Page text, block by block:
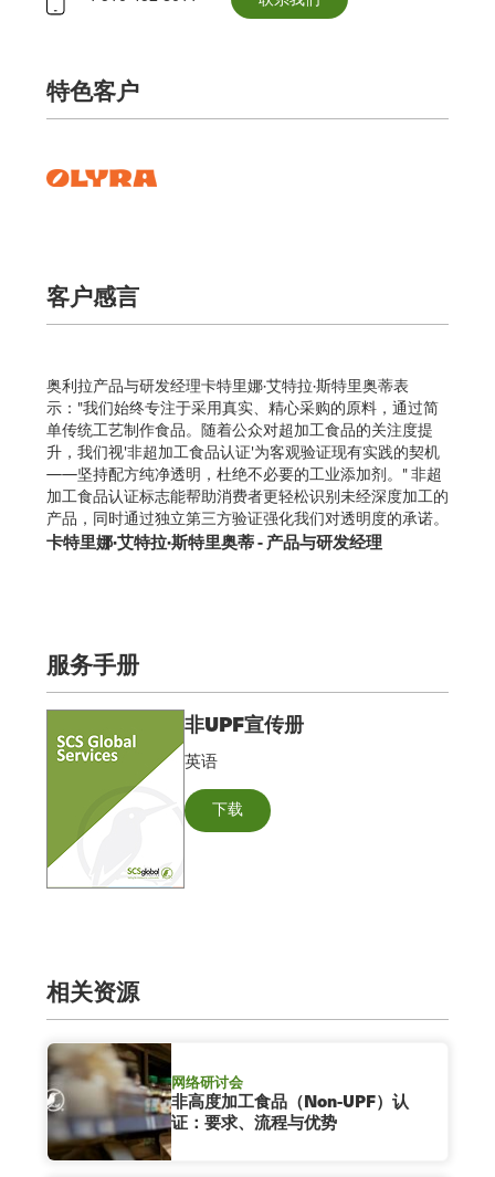
特色客户
客户感言
奥利拉产品与研发经理卡特里娜·艾特拉·斯特里奥蒂表
示："我们始终专注于采用真实、精心采购的原料，通过简
单传统工艺制作食品。随着公众对超加工食品的关注度提
升，我们视'非超加工食品认证'为客观验证现有实践的契机
——坚持配方纯净透明，杜绝不必要的工业添加剂。" 非超
加工食品认证标志能帮助消费者更轻松识别未经深度加工的
产品，同时通过独立第三方验证强化我们对透明度的承诺。
卡特里娜·艾特拉·斯特里奥蒂 - 产品与研发经理
服务手册
非UPF宣传册
英语
下载
相关资源
网络研讨会
非高度加工食品（Non-UPF）认
证：要求、流程与优势